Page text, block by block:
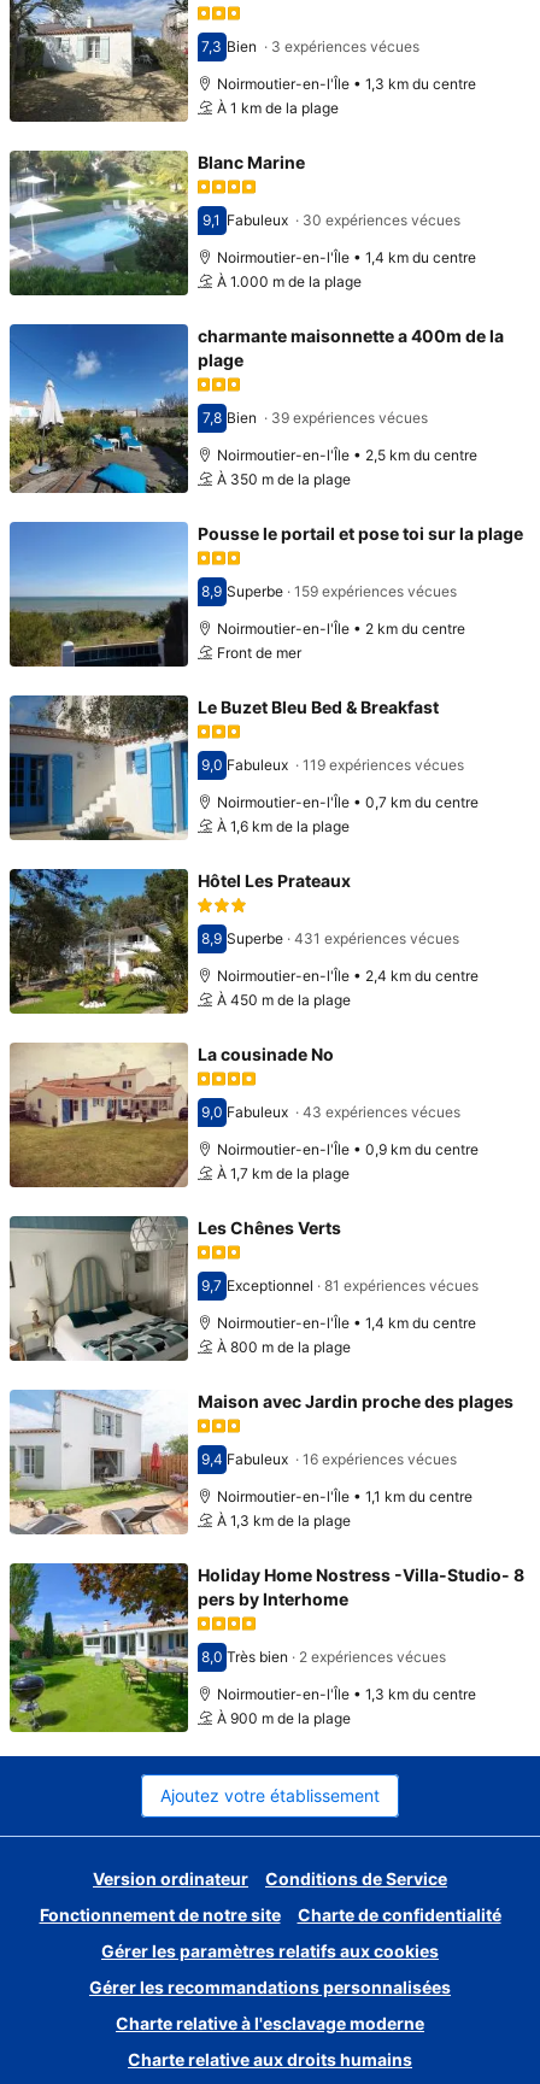
Avec une note de 7,3
7,3 Bien · 3 expériences vécues
Noirmoutier-en-l'Île • 1,3 km du centre
À 1 km de la plage
Blanc Marine
Avec une note de 9,1
9,1 Fabuleux · 30 expériences vécues
Noirmoutier-en-l'Île • 1,4 km du centre
À 1.000 m de la plage
charmante maisonnette a 400m de la
plage
Avec une note de 7,8
7,8 Bien · 39 expériences vécues
Noirmoutier-en-l'Île • 2,5 km du centre
À 350 m de la plage
Pousse le portail et pose toi sur la plage
Avec une note de 8,9
8,9 Superbe· 159 expériences vécues
Noirmoutier-en-l'Île • 2 km du centre
Front de mer
Le Buzet Bleu Bed & Breakfast
Avec une note de 9,0
9,0 Fabuleux · 119 expériences vécues
Noirmoutier-en-l'Île • 0,7 km du centre
À 1,6 km de la plage
Hôtel Les Prateaux
Avec une note de 8,9
8,9 Superbe· 431 expériences vécues
Noirmoutier-en-l'Île • 2,4 km du centre
À 450 m de la plage
La cousinade No
Avec une note de 9,0
9,0 Fabuleux · 43 expériences vécues
Noirmoutier-en-l'Île • 0,9 km du centre
À 1,7 km de la plage
Les Chênes Verts
Avec une note de 9,7
9,7 Exceptionnel · 81 expériences vécues
Noirmoutier-en-l'Île • 1,4 km du centre
À 800 m de la plage
Maison avec Jardin proche des plages
Avec une note de 9,4
9,4 Fabuleux · 16 expériences vécues
Noirmoutier-en-l'Île • 1,1 km du centre
À 1,3 km de la plage
Holiday Home Nostress -Villa-Studio- 8
pers by Interhome
Avec une note de 8,0
8,0 Très bien · 2 expériences vécues
Noirmoutier-en-l'Île • 1,3 km du centre
À 900 m de la plage
Ajoutez votre établissement
Version ordinateur
Conditions de Service
Fonctionnement de notre site
Charte de confidentialité
Gérer les paramètres relatifs aux cookies
Gérer les recommandations personnalisées
Charte relative à l'esclavage moderne
Charte relative aux droits humains